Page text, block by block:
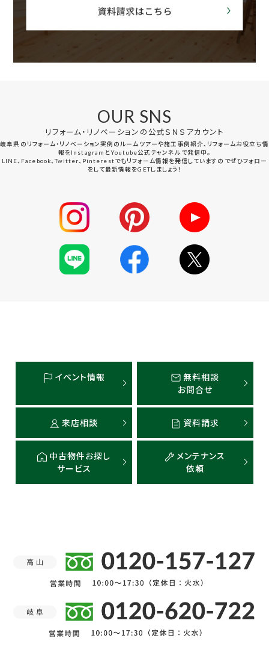
OUR SNS
リフォーム・リノベーションの公式ＳＮＳアカウント
岐阜県のリフォーム・リノベーション実例のルームツアーや施工事例紹介、リフォームお役立ち情
報をInstagramとYoutube公式チャンネルで発信中。
LINE、Facebook、Twitter、Pinterestでもリフォーム情報を発信していますのでぜひフォロー
をして最新情報をGETしましょう！
イベント情報
無料相談
お問合せ
来店相談 資料請求
中古物件お探し
サービス
メンテナンス
依頼